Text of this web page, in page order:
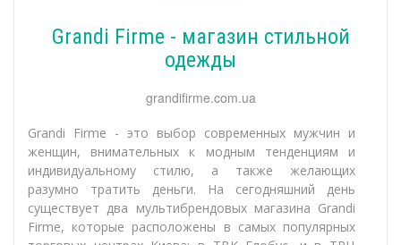
Grandi Firme - магазин стильной
одежды
grandifirme.com.ua
Grandi Firme - это выбор современных мужчин и
женщин, внимательных к модным тенденциям и
индивидуальному стилю, а также желающих
разумно тратить деньги. На сегодняшний день
существует два мультибрендовых магазина Grandi
Firme, которые расположены в самых популярных